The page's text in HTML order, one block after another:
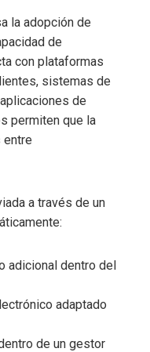
la adopción de
de
con plataformas
sistemas de
de
permiten que la
entre
a través de un
adicional dentro del
adaptado
de un gestor